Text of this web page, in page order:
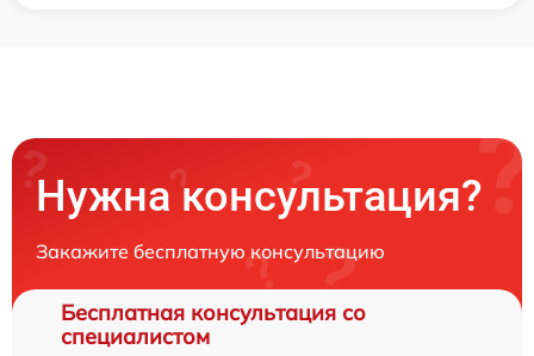
Нужна консультация?
Закажите бесплатную консультацию
Бесплатная консультация со
специалистом